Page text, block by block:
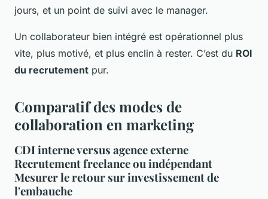
jours, et un point de suivi avec le manager.
Un collaborateur bien intégré est opérationnel plus
vite, plus motivé, et plus enclin à rester. C’est du ROI
du recrutement pur.
Comparatif des modes de
collaboration en marketing
CDI interne versus agence externe
Recrutement freelance ou indépendant
Mesurer le retour sur investissement de
l'embauche